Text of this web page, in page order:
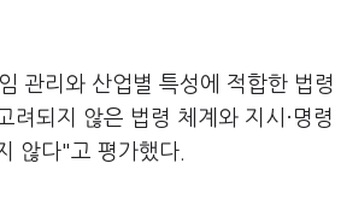
관리와 산업별 특성에 적합한 법
되지 않은 법령 체계와 지시·명
않다"고 평가했다.